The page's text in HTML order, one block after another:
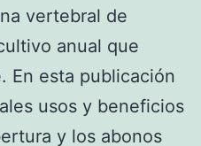
vertebral de
anual que
En esta publicación
usos y beneficios
y los abonos